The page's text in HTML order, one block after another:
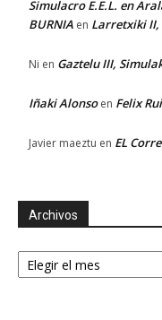
Simulacro E.E.L. en
BURNIA en Larretxiki
Ni en Gaztelu III,
Iñaki Alonsoen Felix
Javier maeztu en EL
Archivos
Archivos